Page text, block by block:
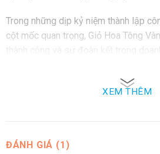
Trong những dịp kỷ niệm thành lập
cột mốc quan trọng, Giỏ Hoa Tông
XEM THÊM
ĐÁNH GIÁ (1)